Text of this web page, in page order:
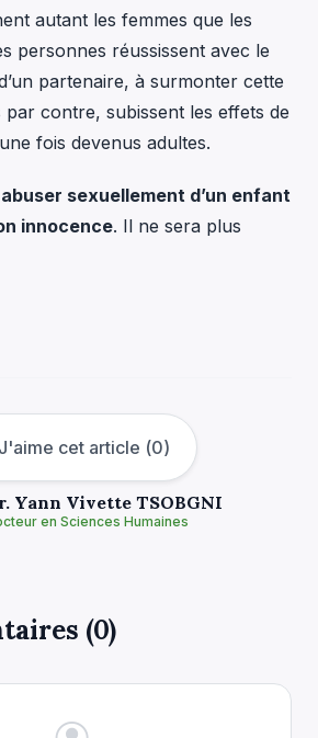
autant les femmes que les
personnes réussissent avec le
partenaire, à surmonter cette
par contre, subissent les effets de
fois devenus adultes.
abuser sexuellement d’un enfant
innocence. Il ne sera plus
cet article (0)
Yann Vivette TSOBGNI
en Sciences Humaines
(0)